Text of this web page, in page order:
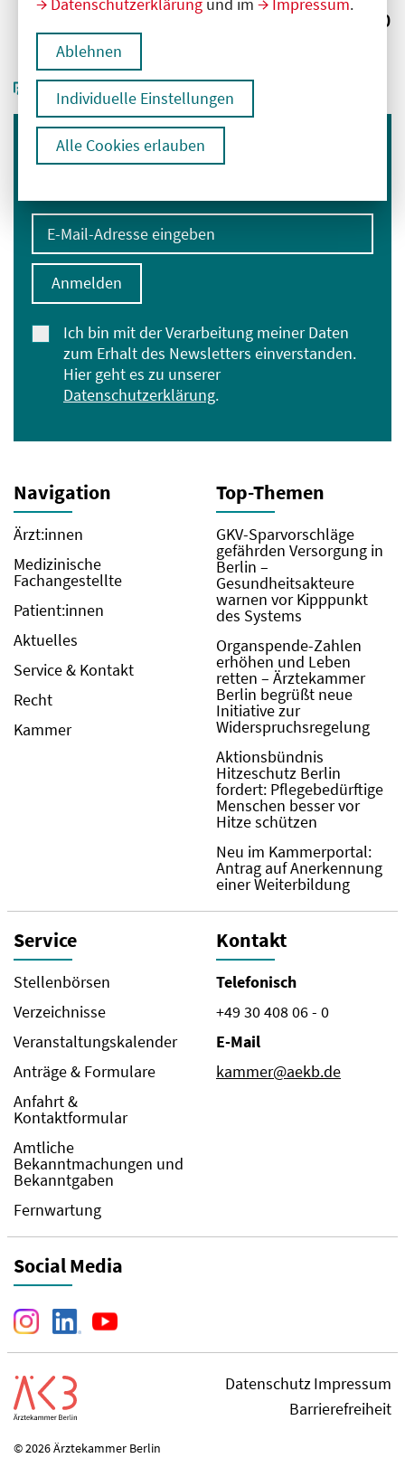
Ablehnen
Individuelle Einstellungen
Alle Cookies erlauben
Ergebnisse: 0
Immer informiert bleiben
E-Mail-Adresse eingeben
Ich bin mit der Verarbeitung meiner Daten
zum Erhalt des Newsletters einverstanden.
Hier geht es zu unserer
Datenschutzerklärung.
Anmelden
Navigation
Ärzt:innen
Medizinische
Fachangestellte
Patient:innen
Aktuelles
Service & Kontakt
Recht
Kammer
Top-Themen
GKV-Sparvorschläge
gefährden Versorgung in
Berlin –
Gesundheitsakteure
warnen vor Kipppunkt
des Systems
Organspende-Zahlen
erhöhen und Leben
retten – Ärztekammer
Berlin begrüßt neue
Initiative zur
Widerspruchsregelung
Aktionsbündnis
Hitzeschutz Berlin
fordert: Pflegebedürftige
Menschen besser vor
Hitze schützen
Neu im Kammerportal:
Antrag auf Anerkennung
einer Weiterbildung
Service
Stellenbörsen
Verzeichnisse
Veranstaltungskalender
Anträge & Formulare
Anfahrt &
Kontaktformular
Amtliche
Bekanntmachungen und
Bekanntgaben
Fernwartung
Kontakt
Telefonisch
+49 30 408 06 - 0
E-Mail
kammer@aekb.de
Social Media
DatenschutzImpressum
Barrierefreiheit
© 2026 Ärztekammer Berlin